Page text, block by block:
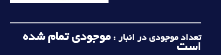
تعداد موجودی در انبار :موجودی تمام شده
است